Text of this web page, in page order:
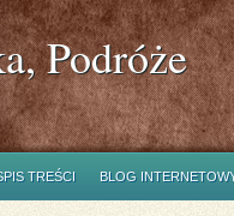
Podróże
TREŚCI BLOG